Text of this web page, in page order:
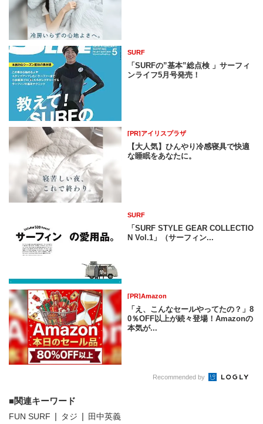
SURF
「SURFの”基本”総点検 」サーフィ
ンライフ5月号発売！
[PR]アイリスプラザ
【大人気】ひんやり冷感寝具で快適
な睡眠をあなたに。
SURF
「SURF STYLE GEAR COLLECTIO
N Vol.1」（サーフィン...
[PR]Amazon
「え、こんなセールやってたの？」8
0％OFF以上が続々登場！Amazonの
本気が...
Recommended by
関連キーワード
FUN SURF タジ 田中英義